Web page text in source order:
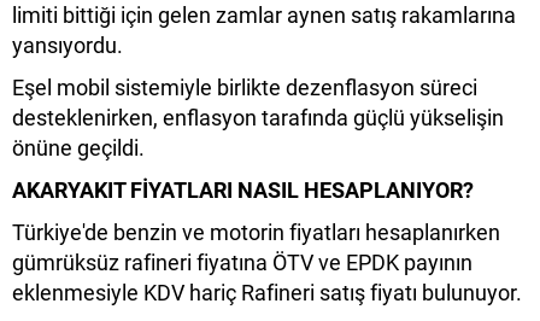
limiti bittiği için gelen zamlar aynen satış rakamlarına
yansıyordu.
Eşel mobil sistemiyle birlikte dezenflasyon süreci
desteklenirken, enflasyon tarafında güçlü yükselişin
önüne geçildi.
AKARYAKIT FİYATLARI NASIL HESAPLANIYOR?
Türkiye'de benzin ve motorin fiyatları hesaplanırken
gümrüksüz rafineri fiyatına ÖTV ve EPDK payının
eklenmesiyle KDV hariç Rafineri satış fiyatı bulunuyor.